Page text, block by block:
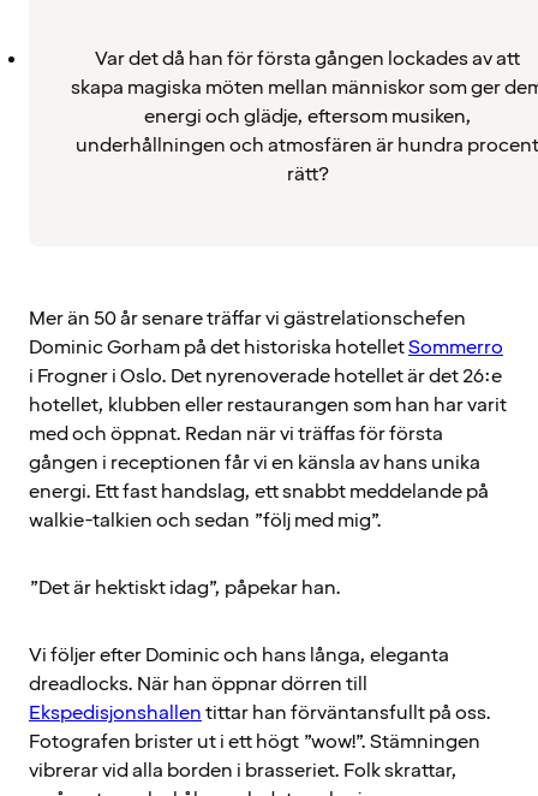
Var det då han för första gången lockades av att
skapa magiska möten mellan människor som ger
energi och glädje, eftersom musiken,
underhållningen och atmosfären är hundra procent
rätt?
Mer än 50 år senare träffar vi gästrelationschefen
Dominic Gorham på det historiska hotelletSommerro
i Frogner i Oslo. Det nyrenoverade hotellet är det 26:e
hotellet, klubben eller restaurangen som han har varit
med och öppnat. Redan när vi träffas för första
gången i receptionen får vi en känsla av hans unika
energi. Ett fast handslag, ett snabbt meddelande på
walkie-talkien och sedan ”följ med mig”.
”Det är hektiskt idag”, påpekar han.
Vi följer efter Dominic och hans långa, eleganta
dreadlocks. När han öppnar dörren till
Ekspedisjonshallentittar han förväntansfullt på oss.
Fotografen brister ut i ett högt ”wow!”. Stämningen
vibrerar vid alla borden i brasseriet. Folk skrattar,